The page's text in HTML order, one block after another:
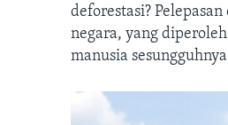
deforestasi?
negara, yang
manusia